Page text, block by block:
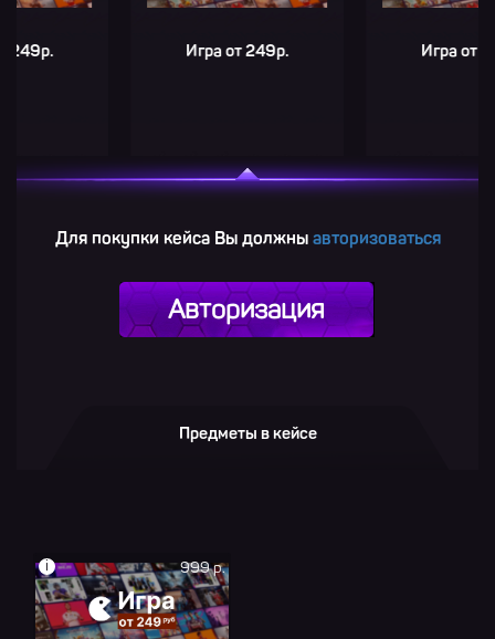
Игра от 249р. Игра от 249р.
Для покупки кейса Вы должны авторизоваться
Авторизация
Предметы в кейсе
999 р.
i